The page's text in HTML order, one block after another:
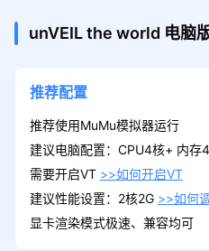
unVEIL the world 电脑
推荐配置
推荐使用MuMu模拟器运行
建议电脑配置：CPU4核+ 内
需要开启VT >>如何开启VT
建议性能设置：2核2G >>如何
显卡渲染模式极速、兼容均可